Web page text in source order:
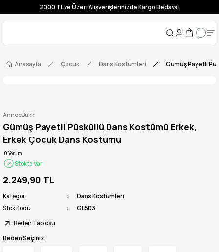
2000 TL ve Üzeri Alışverişlerinizde Kargo Bedava!
Anasayfa Çocuk Dans Kostümleri Gümüş Payetli
AnneeBakk
Gümüş Payetli Püsküllü Dans Kostümü Erkek,
Erkek Çocuk Dans Kostümü
0 Yorum
Stokta Var
2.249,90 TL
Kategori
Dans Kostümleri
Stok Kodu
GL503
Beden Tablosu
Beden Seçiniz